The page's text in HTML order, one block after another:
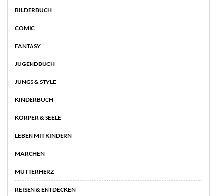
BILDERBUCH
COMIC
FANTASY
JUGENDBUCH
JUNGS & STYLE
KINDERBUCH
KÖRPER & SEELE
LEBEN MIT KINDERN
MÄRCHEN
MUTTERHERZ
REISEN & ENTDECKEN